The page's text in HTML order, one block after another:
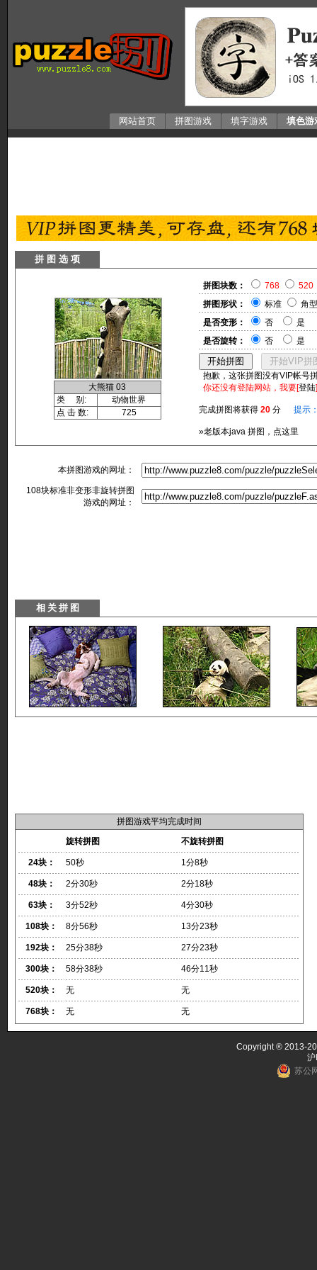
网站首页 拼图游戏 填字游戏 填色游
拼 图 选 项
大熊猫 03
类 别:
动物世界
点 击 数:
725
拼图块数： 768
520
拼图形状：
标准
角型
是否变形：
否
是
是否旋转：
否 是
抱歉，这张拼图没有VIP帐号
你还没有登陆网站，我要[登陆
完成拼图将获得 20 分 提示
»老版本java 拼图，点这里
本拼图游戏的网址：
108块标准非变形非旋转拼图
游戏的网址：
拼图游戏平均完成时间
旋转拼图
不旋转拼图
24块： 50秒 1分8秒
48块： 2分30秒 2分18秒
63块： 3分52秒 4分30秒
108块： 8分56秒 13分23秒
192块： 25分38秒 27分23秒
300块： 58分38秒 46分11秒
520块： 无 无
768块： 无 无
Copyright ® 2013-
苏公